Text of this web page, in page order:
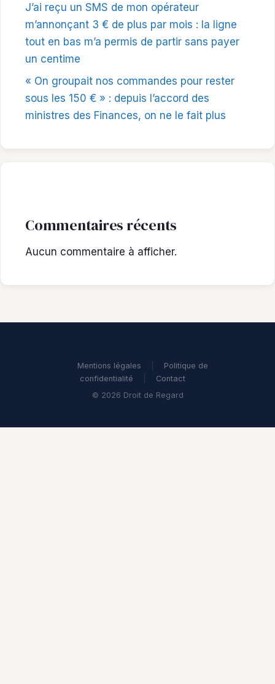
J’ai reçu un SMS de mon opérateur
m’annonçant 3 € de plus par mois : la ligne
tout en bas m’a permis de partir sans payer
un centime
« On groupait nos commandes pour rester
sous les 150 € » : depuis l’accord des
ministres des Finances, on ne le fait plus
Commentaires récents
Aucun commentaire à afficher.
Mentions légales
Politique de
confidentialité
Contact
© 2026 Droit de Regard